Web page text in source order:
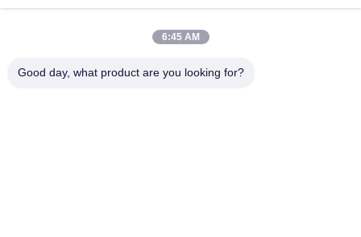
Τηλέφωνο
6:45 AM
Good day, what product are you looking for?